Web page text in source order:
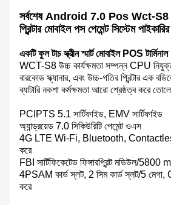
সর্বশেষ Android 7.0 Pos Wct-S8
প্রিন্টার মোবাইল পস পেমেন্ট সিস্টেম
একটি ফুল টাচ স্ক্রীন স্মার্ট মোবাইল POS টার্মিনাল
WCT-S8 উচ্চ কার্যক্ষমতা সম্পন্ন CPU নিযুক্ত
বারকোড স্ক্যানার, এবং উচ্চ-গতির প্রিন্টার এক
ব্যাটারি নকশা কর্মক্ষমতা আরো শ্রেষ্ঠত্ব করে
PCIPTS 5.1 সার্টিফাইড, EMV সার্টিফাইড
অ্যান্ড্রয়েড 7.0 সিকিউরিটি পেমেন্ট ওএস
4G LTE Wi-Fi, Bluetooth,
করে
FBI সার্টিফিকেটেড ফিঙ্গারপ্রিন্ট মডিউল/5800
4PSAM কার্ড স্লট, 2 সিম কার্ড স্লট/5 মেগা,
করে